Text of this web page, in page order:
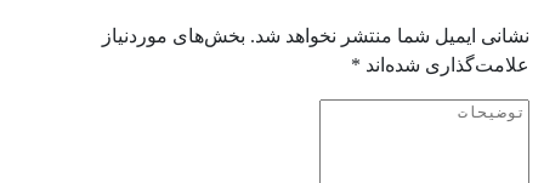
نشانی ایمیل شما منتشر نخواهد شد. بخش‌های موردنیاز
علامت‌گذاری شده‌اند *